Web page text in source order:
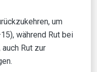
um
während Rut bei
Rut zur